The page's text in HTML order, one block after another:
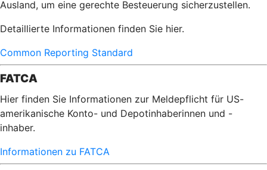
Ausland, um eine gerechte Besteuerung sicherzustellen.
Detaillierte Informationen finden Sie hier.
Common Reporting Standard
FATCA
Hier finden Sie Informationen zur Meldepflicht für US-
amerikanische Konto- und Depotinhaberinnen und -
inhaber.
Informationen zu FATCA